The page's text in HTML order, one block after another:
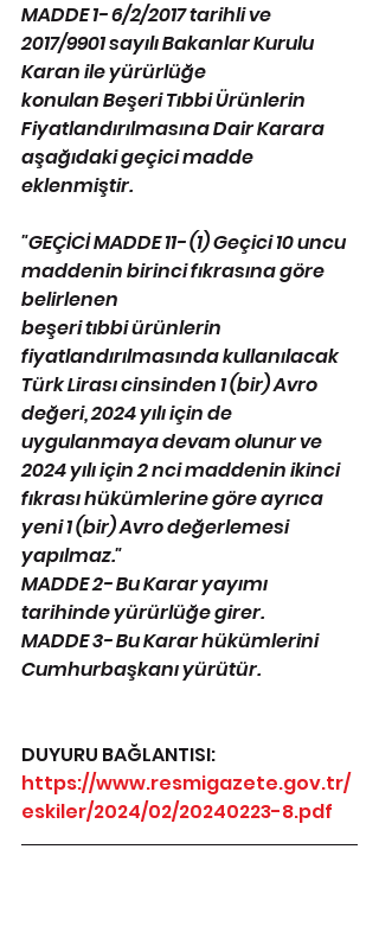
MADDE 1- 6/2/2017 tarihli ve
2017/9901 sayılı Bakanlar Kurulu
Karan ile yürürlüğe
konulan Beşeri Tıbbi Ürünlerin
Fiyatlandırılmasına Dair Karara
aşağıdaki geçici madde
eklenmiştir.
"GEÇİCİ MADDE 11- (1) Geçici 10 uncu
maddenin birinci fıkrasına göre
belirlenen
beşeri tıbbi ürünlerin
fiyatlandırılmasında kullanılacak
Türk Lirası cinsinden 1 (bir) Avro
değeri, 2024 yılı için de
uygulanmaya devam olunur ve
2024 yılı için 2 nci maddenin ikinci
fıkrası hükümlerine göre ayrıca
yeni 1 (bir) Avro değerlemesi
yapılmaz."
MADDE 2- Bu Karar yayımı
tarihinde yürürlüğe girer.
MADDE 3- Bu Karar hükümlerini
Cumhurbaşkanı yürütür.
DUYURU BAĞLANTISI:
https://www.resmigazete.gov.tr/
eskiler/2024/02/20240223-8.pdf